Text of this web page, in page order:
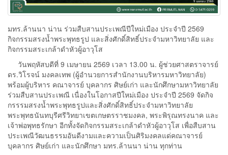
มทร.ล้านนา น่าน ร่วมสืบสานประเพณีปีใหม่เมือง ประจำปี 2569
กิจกรรมสรงน้ำพระพุทธรูป และสิ่งศักดิ์สิทธิ์ประจำมหาวิทยาลัย และ
กิจกรรมสระเกล้าดำหัวผู้อาวุโส
วันพฤหัสบดีที่ 9 เมษายน 2569 เวลา 13.00 น. ผู้ช่วยศาสตราจารย์
ดร.วิโรจน์ มงคลเทพ (ผู้อำนวยการสำนักงานบริหารมหาวิทยาลัย)
พร้อมผู้บริหาร คณาจารย์ บุคลากร ศิษย์เก่า และนักศึกษามหาวิทยาลัย
ร่วมสืบสานประเพณี เนื่องในโอกาสปีใหม่เมือง ประจำปี 2569 จัดกิจ
กรรรมสรงน้ำพระพุทธรูปและสิ่งศักดิ์สิทธิ์ประจำมหาวิทยาลัย
พระพุทธนันทบุรีศรีวิทยาเขตเกษตรราชมงคล, พระพิรุณทรงนาค และ
เจ้าพ่อพุทธรักษา อีกทั้งจัดกิจกรรมสระเกล้าดำหัวผู้อาวุโส เพื่อสืบสาน
ประเพณีวัฒนธรรมอันดีงามและความเป็นศิริมงคลแด่คณาจารย์
บุคลากร ศิษย์เก่า และนักศึกษา มทร.ล้านนา น่าน ทุกท่าน